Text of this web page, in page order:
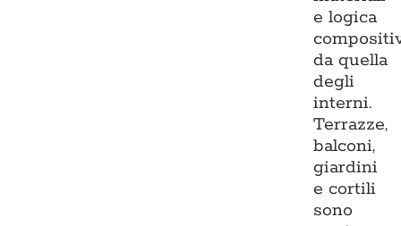
e logica
da quella
degli
interni.
Terrazze,
balconi,
giardini
e cortili
sono